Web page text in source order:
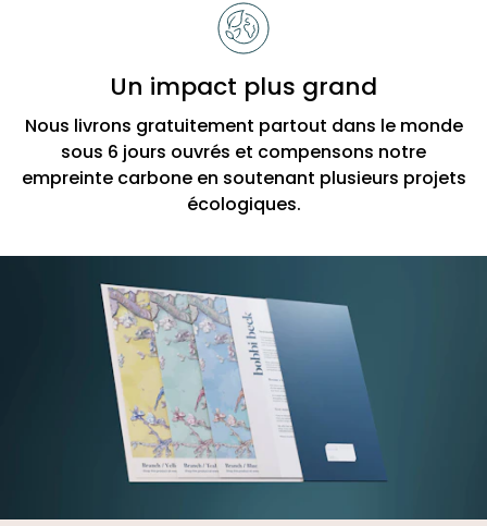
Un impact plus grand
Nous livrons gratuitement partout dans le monde
sous 6 jours ouvrés et compensons notre
empreinte carbone en soutenant plusieurs projets
écologiques.